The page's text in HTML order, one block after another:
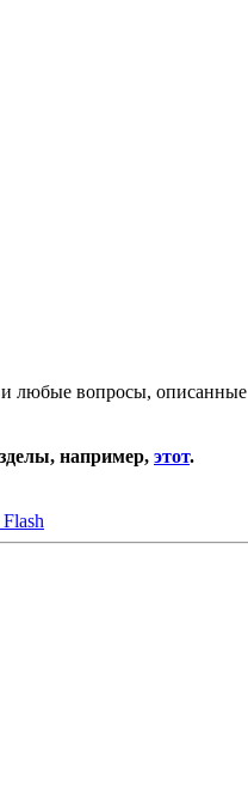
и любые вопросы, описанные
например, этот.